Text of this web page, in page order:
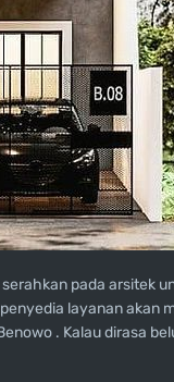
pada arsitek
layanan akan
. Kalau dirasa